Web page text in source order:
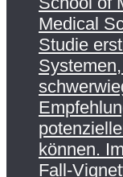
Medical
Studie
können.
Fall-